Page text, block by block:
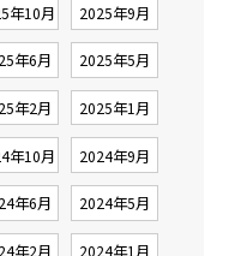
年10月 2025年9月
年6月 2025年5月
年2月 2025年1月
年10月 2024年9月
年6月 2024年5月
年2月 2024年1月